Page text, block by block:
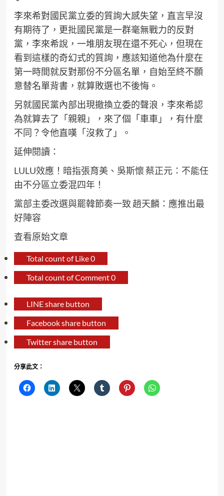
李來希對國民黨立委的質詢大感失望，直言早沒
有期待了，更批國民黨是一群毫無戰力的反對
黨，李來希說，一堆朋友現在還不死心，但現在
看到這樣的奇幻式的質詢，應該知道他為什麼在
第一時間就反對那份不分區名單，自始至終不願
意替名單背書，就算敗選也不後悔。
另就國民黨內部出現撤換立委的聲浪，李來希認
為就算去了「親親」，來了個「車車」，有什麼
不同？令他直嘆「沒救了」。
延伸閱讀：
LULU效應！暗指張育美、吳斯懷 蔡正元：不能任
由不分區立委混四年！
黨部主委改選與罷韓節奏一致 趙天麟：應推出最
好陣容
查看原始文章
Total count of Like0
Total count of Comment0
LINE share button
Facebook share button
Twitter share button
分享此文：